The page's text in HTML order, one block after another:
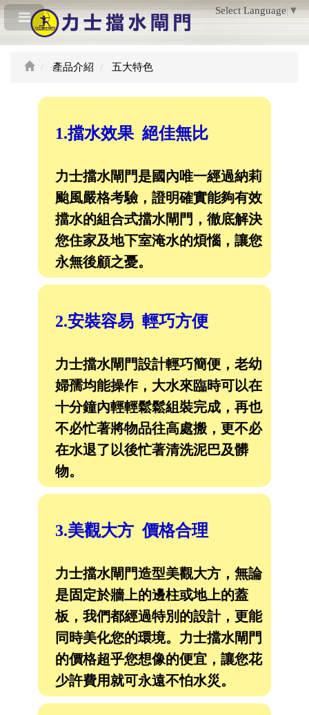
Select Language▼
產品介紹 五大特色
1.擋水效果 絕佳無比
力士擋水閘門是國內唯一經過納莉
颱風嚴格考驗，證明確實能夠有效
擋水的組合式擋水閘門，徹底解決
您住家及地下室淹水的煩惱，讓您
永無後顧之憂。
2.安裝容易 輕巧方便
力士擋水閘門設計輕巧簡便，老幼
婦孺均能操作，大水來臨時可以在
十分鐘內輕輕鬆鬆組裝完成，再也
不必忙著將物品往高處搬，更不必
在水退了以後忙著清洗泥巴及髒
物。
3.美觀大方 價格合理
力士擋水閘門造型美觀大方，無論
是固定於牆上的邊柱或地上的蓋
板，我們都經過特別的設計，更能
同時美化您的環境。力士擋水閘門
的價格超乎您想像的便宜，讓您花
少許費用就可永遠不怕水災。